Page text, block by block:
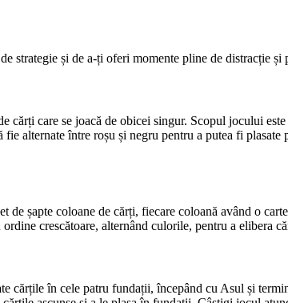
strategie și de a-ți oferi momente pline de distracție
care se joacă de obicei singur. Scopul jocului
alternate între roșu și negru pentru a putea fi
șapte coloane de cărți, fiecare coloană având o
crescătoare, alternând culorile, pentru a elibera
cărțile în cele patru fundații, începând cu Asul și